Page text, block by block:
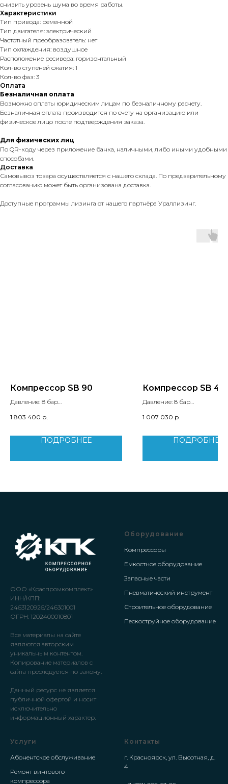
снизить уровень шума во время работы.
Характеристики
Тип привода: ременной
Тип двигателя: электрический
Частотный преобразователь: нет
Тип охлаждения: воздушное
Расположение ресивера: горизонтальный
Кол-во ступеней сжатия: 1
Кол-во фаз: 3
Оплата
Безналичная оплата
Возможно оплаты юридическим лицам по безналичному расчету.
Безналичная оплата производится по счёту на организацию или
физическое лицо после подтверждения заказа.
Для физических лиц
По QR-коду через приложение банка, наличными, либо иными удобными
способами.
Доставка
Самовывоз товара осуществляется с нашего склада. По предварительному
согласованию может быть организована доставка.
Доступные программы лизинга от нашего партнёра Ураллизинг.
Компрессор SB 90
Давление: 8 бар
Мощность двигателя: 90 кВт
1 803 400 р.
ПОДРОБНЕЕ
Компрессор SB 45
Давление: 8 бар
Мощность двигателя: 45 кВт
1 007 030 р.
ПОДРОБНЕЕ
ООО «Краспромкомплект»
ИНН/КПП:
2463120926/246301001
ОГРН: 1202400010801
Все материалы на сайте
являются авторским
уникальным контентом.
Копирование материалов с
сайта преследуется по закону.
Данный ресурс не является
публичной офертой и носит
исключительно
информационный характер.
Оборудование
Компрессоры
Емкостное оборудование
Запасные части
Пневматический инструмент
Строительное оборудование
Пескоструйное оборудование
Услуги
Абонентское обслуживание
Ремонт винтового
компрессора
Контакты
г. Красноярск, ул. Высотная, д.
4